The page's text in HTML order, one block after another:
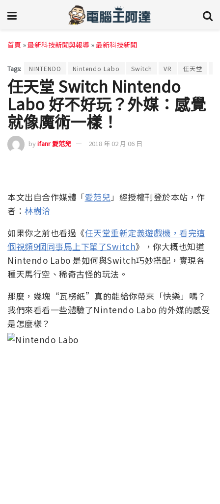
首頁 »最新科技新聞與報導 »最新科技新聞
Tags: NINTENDO Nintendo Labo Switch VR 任天堂
任天堂 Switch Nintendo
Labo 好不好玩？外媒：感覺
就像魔術一樣！
byifanr 愛范兒 2018 年 02 月 06 日
本文出自合作媒體「愛范兒」經授權刊登於本站，作
者： 林樹洽
如果你之前也看過《任天堂重新定義遊戲機，看完這
個視頻9個同事馬上下單了Switch》，你大概也知道
Nintendo Labo 是如何與Switch巧妙搭配，實現各
種天馬行空、稀奇古怪的玩法。
那麼，幾塊“瓦楞紙”真的能給你帶來「快樂」嗎？
我們來看看一些體驗了Nintendo Labo 的外媒的感受
是怎麼樣？